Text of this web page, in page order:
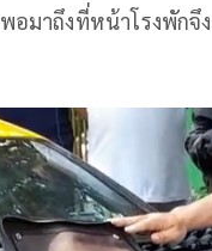
อมาถึงที่หน้าโรงพัก